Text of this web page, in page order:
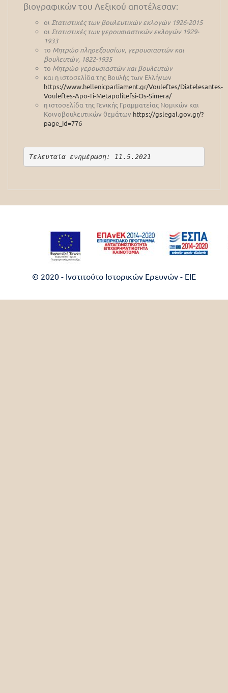
βιογραφικών του Λεξικού αποτέλεσαν:
οι Στατιστικές των βουλευτικών εκλογών 1926-2015
οι Στατιστικές των γερουσιαστικών εκλογών 1929-
1933
το Μητρώο πληρεξουσίων, γερουσιαστών και
βουλευτών, 1822-1935
το Μητρώο γερουσιαστών και βουλευτών
και η ιστοσελίδα της Βουλής των Ελλήνων
https://www.hellenicparliament.gr/Vouleftes/Diatelesantes-
Vouleftes-Apo-Ti-Metapolitefsi-Os-Simera/
η ιστοσελίδα της Γενικής Γραμματείας Νομικών και
Κοινοβουλευτικών θεμάτων https://gslegal.gov.gr/?
page_id=776
Τελευταία ενημέρωση: 11.5.2021
© 2020 - Ινστιτούτο Ιστορικών Ερευνών - EIE